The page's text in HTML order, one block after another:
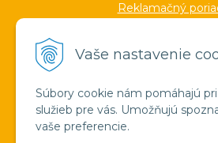
Vaše nastavenie
Súbory cookie nám pomáhajú
služieb pre vás. Umožňujú
vaše preferencie.
Reklamačný
Formuláre
Ocenenia
Veľkoobchod
Verejné